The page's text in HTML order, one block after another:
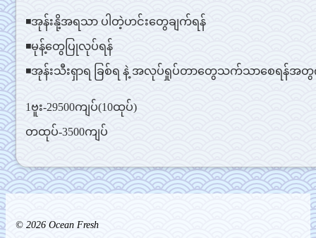
◾အုန်းနို့အရသာ ပါတဲ့ဟင်းတွေချက်ရန်
◾မုန့်တွေပြုလုပ်ရန်
◾အုန်းသီးရှာရ ခြစ်ရ နဲ့ အလုပ်ရှုပ်တာတွေသက်သာစေရန်အ
1ဗူး-29500ကျပ်(10ထုပ်)
တထုပ်-3500ကျပ်
© 2026 Ocean Fresh